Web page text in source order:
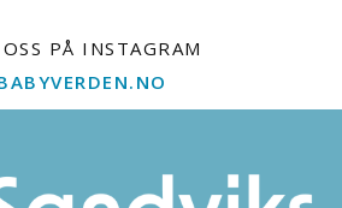
PÅ INSTAGRAM